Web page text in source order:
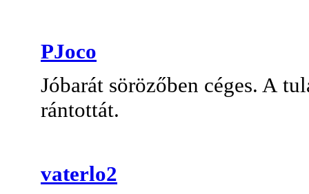
PJoco
Jóbarát sörözőben céges. A
rántottát.
vaterlo2